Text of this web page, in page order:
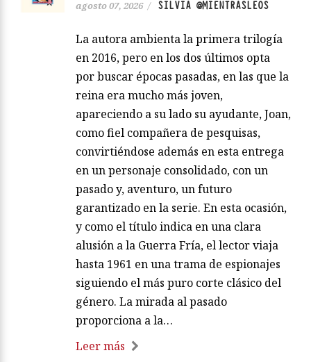
agosto 07, 2026 / SILVIA @MIENTRASLEOS
La autora ambienta la primera trilogía
en 2016, pero en los dos últimos opta
por buscar épocas pasadas, en las que la
reina era mucho más joven,
apareciendo a su lado su ayudante, Joan,
como fiel compañera de pesquisas,
convirtiéndose además en esta entrega
en un personaje consolidado, con un
pasado y, aventuro, un futuro
garantizado en la serie. En esta ocasión,
y como el título indica en una clara
alusión a la Guerra Fría, el lector viaja
hasta 1961 en una trama de espionajes
siguiendo el más puro corte clásico del
género. La mirada al pasado
proporciona a la…
Leer más